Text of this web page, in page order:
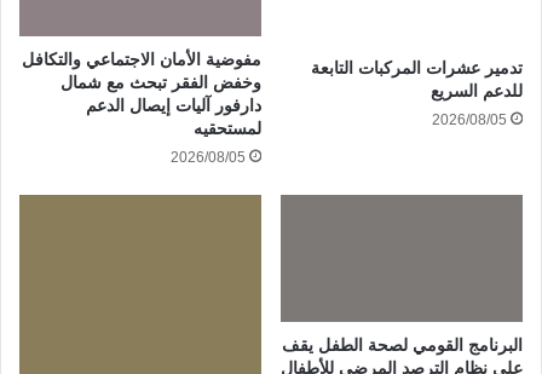
تدمير عشرات المركبات التابعة
للدعم السريع
2026/08/05
مفوضية الأمان الاجتماعي والتكافل
وخفض الفقر تبحث مع شمال
دارفور آليات إيصال الدعم
لمستحقيه
2026/08/05
البرنامج القومي لصحة الطفل يقف
على نظام الترصد المرضي للأطفال